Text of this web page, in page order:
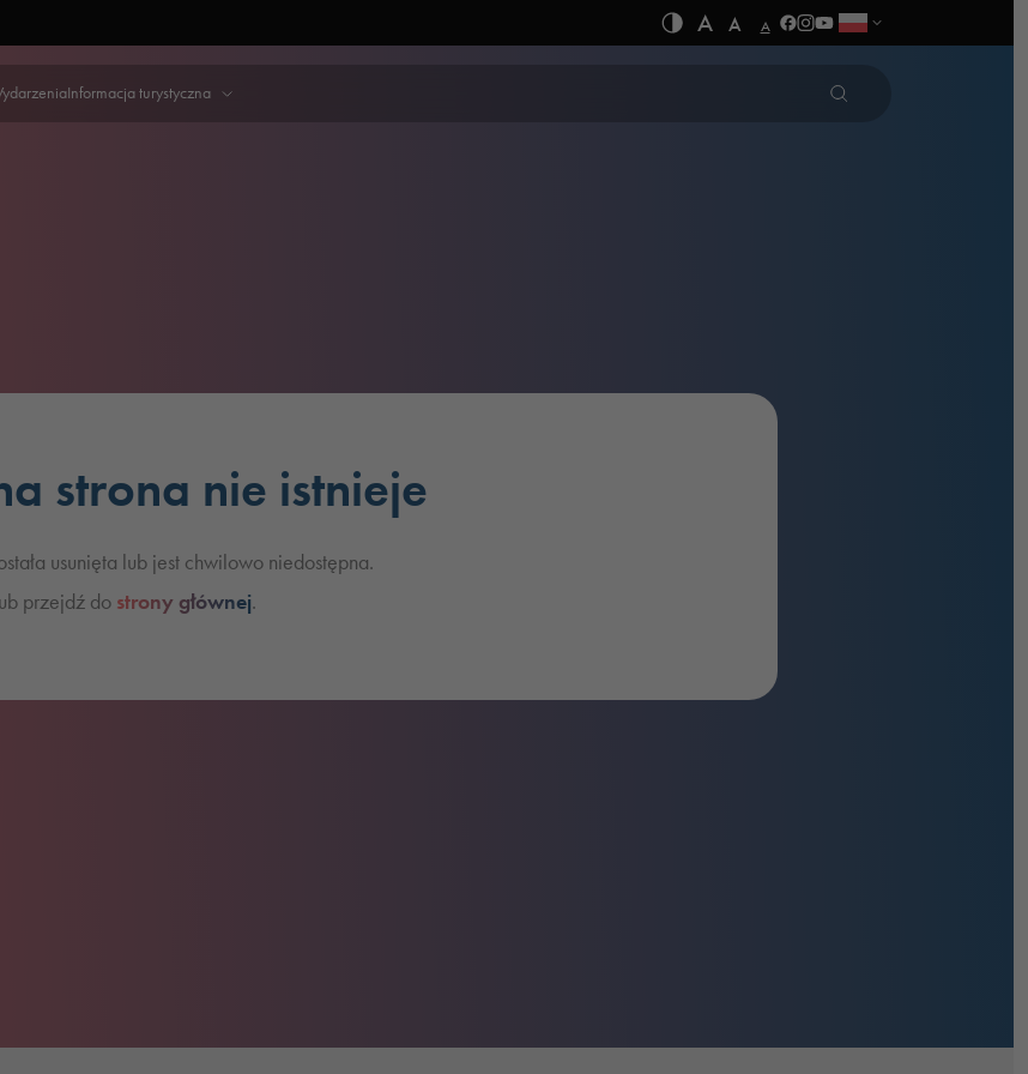
A A A
Informacja turystyczna
strona nie istnieje
usunięta lub jest chwilowo niedostępna.
przejdź do strony głównej.